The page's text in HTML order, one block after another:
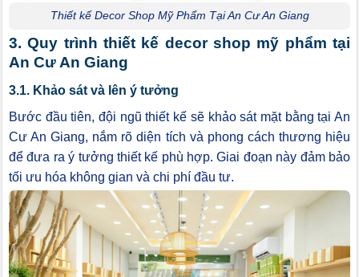
Thiết kế Decor Shop Mỹ Phẩm Tại An Cư An Giang
3. Quy trình thiết kế decor shop mỹ phẩm tại
An Cư An Giang
3.1. Khảo sát và lên ý tưởng
Bước đầu tiên, đội ngũ thiết kế sẽ khảo sát mặt bằng tại An
Cư An Giang, nắm rõ diện tích và phong cách thương hiệu
để đưa ra ý tưởng thiết kế phù hợp. Giai đoạn này đảm bảo
tối ưu hóa không gian và chi phí đầu tư.